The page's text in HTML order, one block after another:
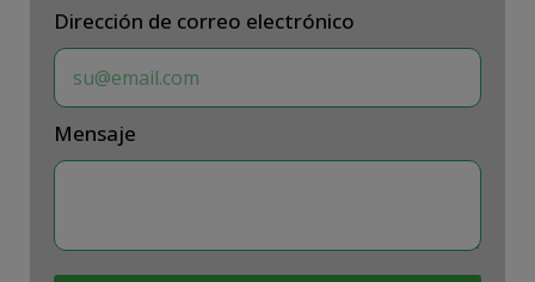
Dirección de correo electrónico
Mensaje